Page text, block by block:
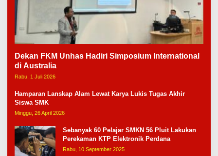
Dekan FKM Unhas Hadiri Simposium International
di Australia
Rabu, 1 Juli 2026
Hamparan Lanskap Alam Lewat Karya Lukis Tugas Akhir
Siswa SMK
Minggu, 26 April 2026
Sebanyak 60 Pelajar SMKN 56 Pluit Lakukan
Perekaman KTP Elektronik Perdana
Rabu, 10 September 2025